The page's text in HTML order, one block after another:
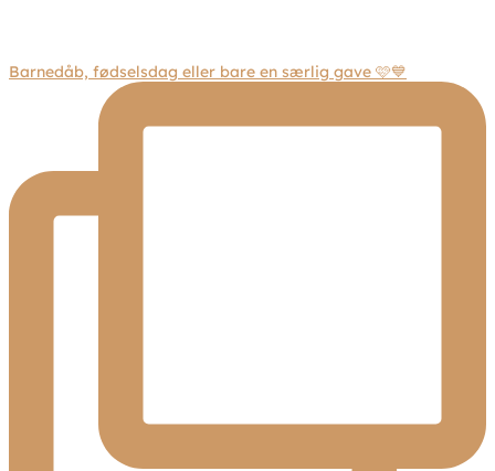
Barnedåb, fødselsdag eller bare en særlig gave 🩷💙